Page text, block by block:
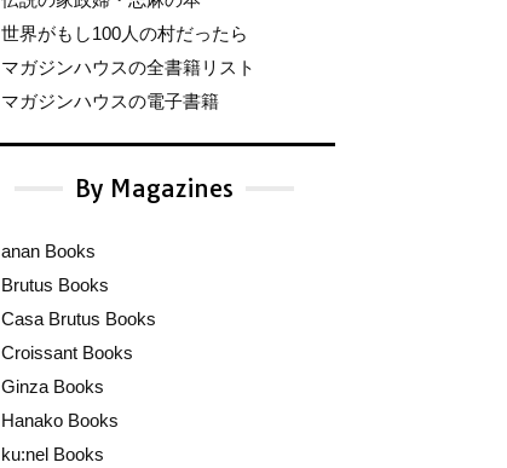
世界がもし100人の村だったら
マガジンハウスの全書籍リスト
マガジンハウスの電子書籍
By Magazines
anan Books
Brutus Books
Casa Brutus Books
Croissant Books
Ginza Books
Hanako Books
ku:nel Books